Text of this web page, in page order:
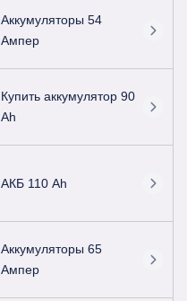
Аккумуляторы 54
Ампер
Купить аккумулятор 90
Ah
АКБ 110 Ah
Аккумуляторы 65
Ампер